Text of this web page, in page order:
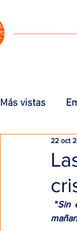
Más vistas
Negociación
Novedades
22 oct
"Sin